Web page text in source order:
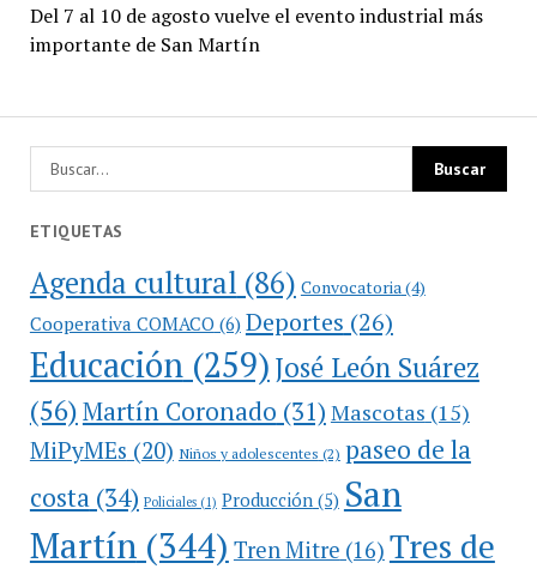
Del 7 al 10 de agosto vuelve el evento industrial más
importante de San Martín
ETIQUETAS
Agenda cultural (86) Convocatoria (4)
Cooperativa COMACO(6) Deportes (26)
Educación(259)José León Suárez
(56)Martín Coronado (31) Mascotas (15)
MiPyMEs (20) Niños y adolescentes (2) paseo de la
costa(34) Policiales(1) Producción(5) San
Martín(344) Tren Mitre (16) Tres de